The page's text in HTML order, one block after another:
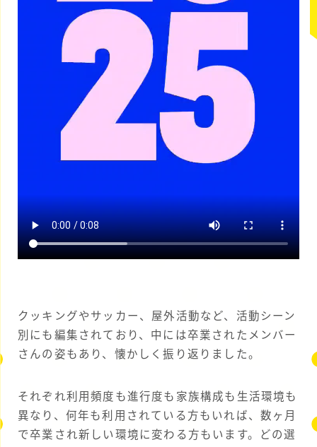
クッキングやサッカー、屋外活動など、活動シーン
別にも編集されており、中には卒業されたメンバー
さんの姿もあり、懐かしく振り返りました。
それぞれ利用頻度も進行度も家族構成も生活環境も
異なり、何年も利用されている方もいれば、数ヶ月
で卒業され新しい環境に変わる方もいます。どの選